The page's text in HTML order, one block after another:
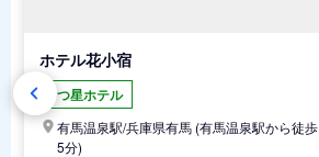
ホテル花小宿
4つ星ホテル
有馬温泉駅/兵庫県有馬 (有馬温泉駅から徒歩
5分)